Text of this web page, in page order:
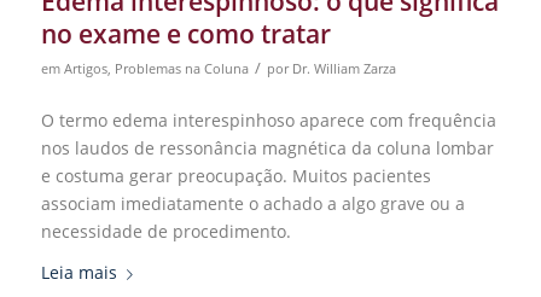
no exame e como tratar
em Artigos, Problemas na Coluna / por Dr. William Zarza
O termo edema interespinhoso aparece com frequência
nos laudos de ressonância magnética da coluna lombar
e costuma gerar preocupação. Muitos pacientes
associam imediatamente o achado a algo grave ou a
necessidade de procedimento.
Leia mais